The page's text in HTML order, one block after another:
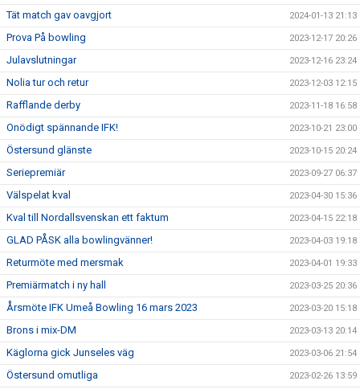
Tät match gav oavgjort 2024-01-13 21:13
Prova På bowling 2023-12-17 20:26
Julavslutningar 2023-12-16 23:24
Nolia tur och retur 2023-12-03 12:15
Rafflande derby 2023-11-18 16:58
Onödigt spännande IFK! 2023-10-21 23:00
Östersund glänste 2023-10-15 20:24
Seriepremiär 2023-09-27 06:37
Välspelat kval 2023-04-30 15:36
Kval till Nordallsvenskan ett faktum 2023-04-15 22:18
GLAD PÅSK alla bowlingvänner! 2023-04-03 19:18
Returmöte med mersmak 2023-04-01 19:33
Premiärmatch i ny hall 2023-03-25 20:36
Årsmöte IFK Umeå Bowling 16 mars 2023 2023-03-20 15:18
Brons i mix-DM 2023-03-13 20:14
Käglorna gick Junseles väg 2023-03-06 21:54
Östersund omutliga 2023-02-26 13:59